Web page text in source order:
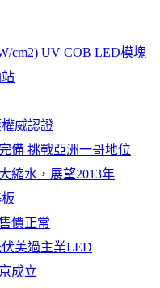
cm2) UV COB LED模塊
威認證
備 挑戰亞洲一哥地位
縮水，展望2013年
價正常
美過主業LED
成立